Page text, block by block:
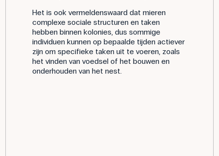
Het is ook vermeldenswaard dat mieren
complexe sociale structuren en taken
hebben binnen kolonies, dus sommige
individuen kunnen op bepaalde tijden actiever
zijn om specifieke taken uit te voeren, zoals
het vinden van voedsel of het bouwen en
onderhouden van het nest.